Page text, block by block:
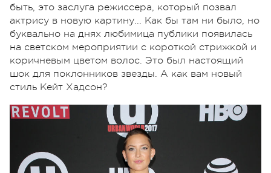
быть, это заслуга режиссера, который позвал
актрису в новую картину... Как бы там ни было, но
буквально на днях любимица публики появилась
на светском мероприятии с короткой стрижкой и
коричневым цветом волос. Это был настоящий
шок для поклонников звезды. А как вам новый
стиль Кейт Хадсон?